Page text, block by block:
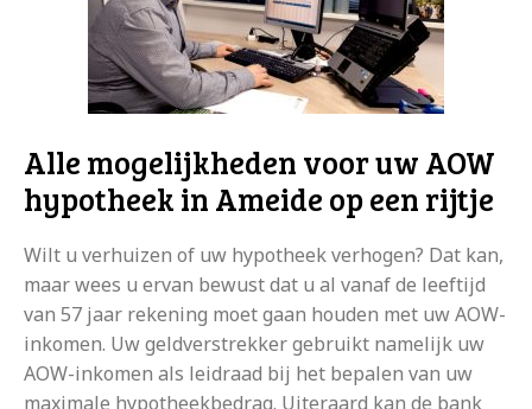
Alle mogelijkheden voor uw AOW
hypotheek in Ameide op een rijtje
Wilt u verhuizen of uw hypotheek verhogen? Dat kan,
maar wees u ervan bewust dat u al vanaf de leeftijd
van 57 jaar rekening moet gaan houden met uw AOW-
inkomen. Uw geldverstrekker gebruikt namelijk uw
AOW-inkomen als leidraad bij het bepalen van uw
maximale hypotheekbedrag. Uiteraard kan de bank